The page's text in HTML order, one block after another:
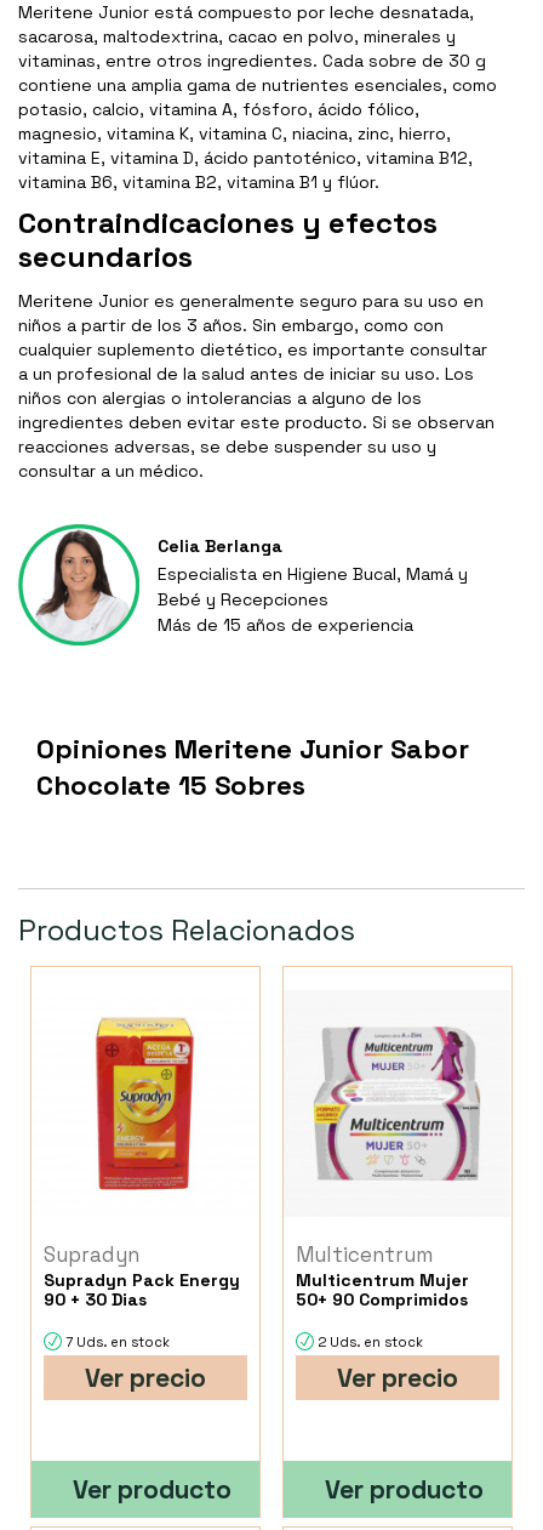
Meritene Junior está compuesto por leche desnatada,
sacarosa, maltodextrina, cacao en polvo, minerales y
vitaminas, entre otros ingredientes. Cada sobre de 30 g
contiene una amplia gama de nutrientes esenciales, como
potasio, calcio, vitamina A, fósforo, ácido fólico,
magnesio, vitamina K, vitamina C, niacina, zinc, hierro,
vitamina E, vitamina D, ácido pantoténico, vitamina B12,
vitamina B6, vitamina B2, vitamina B1 y flúor.
Contraindicaciones y efectos
secundarios
Meritene Junior es generalmente seguro para su uso en
niños a partir de los 3 años. Sin embargo, como con
cualquier suplemento dietético, es importante consultar
a un profesional de la salud antes de iniciar su uso. Los
niños con alergias o intolerancias a alguno de los
ingredientes deben evitar este producto. Si se observan
reacciones adversas, se debe suspender su uso y
consultar a un médico.
Celia Berlanga
Especialista en Higiene Bucal, Mamá y
Bebé y Recepciones
Más de 15 años de experiencia
Opiniones Meritene Junior Sabor
Chocolate 15 Sobres
Productos Relacionados
Supradyn
Supradyn Pack Energy
90 + 30 Dias
7 Uds. en stock
Ver precio
Ver producto
Multicentrum
Multicentrum Mujer
50+ 90 Comprimidos
2 Uds. en stock
Ver precio
Ver producto